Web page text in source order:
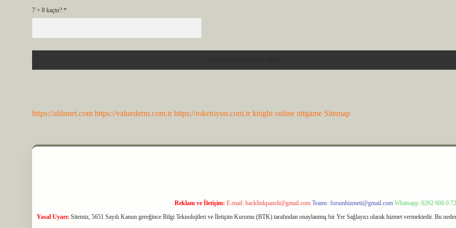
7 + 8 kaçtır? *
https://altinnet.com https://valuederm.com.tr https://roketoyun.com.tr knight online nttgame Sitemap
Reklam ve İletişim: E-mail: backlinkpaneli@gmail.com Teams: forumhizmeti@gmail.com Whatsapp: 0262 606 0
Yasal Uyarı: Sitemiz, 5651 Sayılı Kanun gereğince Bilgi Teknolojileri ve İletişim Kurumu (BTK) tarafından onaylanmış bir Yer Sağlayıcı olarak hizmet vermektedir. Bu